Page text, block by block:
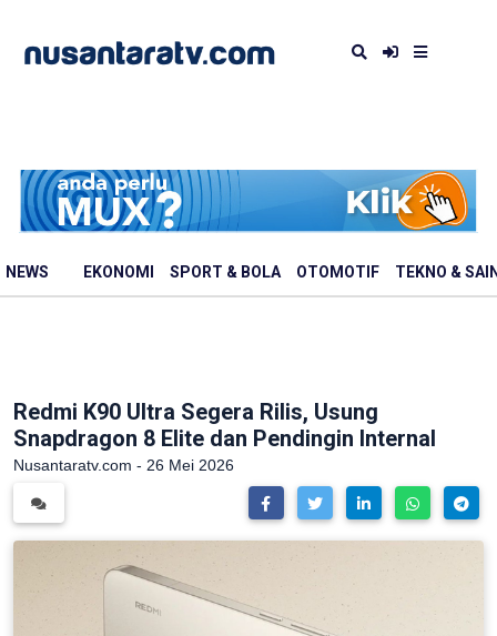
NEWS EKONOMI SPORT & BOLA OTOMOTIF TEKNO &
Redmi K90 Ultra Segera Rilis, Usung
Snapdragon 8 Elite dan Pendingin Internal
Nusantaratv.com - 26 Mei 2026